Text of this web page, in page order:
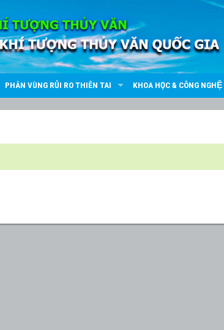
PHÂN VÙNG RỦI RO THIÊN TAI KHOA HỌC & CÔNG NGHỆ